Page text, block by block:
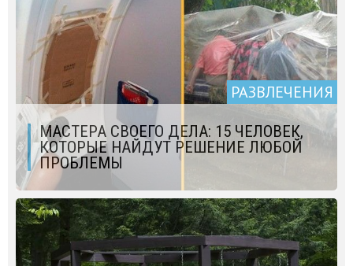
РАЗВЛЕЧЕНИЯ
МАСТЕРА СВОЕГО ДЕЛА: 15 ЧЕЛОВЕК,
КОТОРЫЕ НАЙДУТ РЕШЕНИЕ ЛЮБОЙ
ПРОБЛЕМЫ